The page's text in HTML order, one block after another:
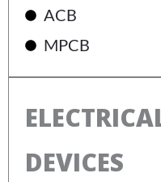
ACB
MPCB
DEVICES